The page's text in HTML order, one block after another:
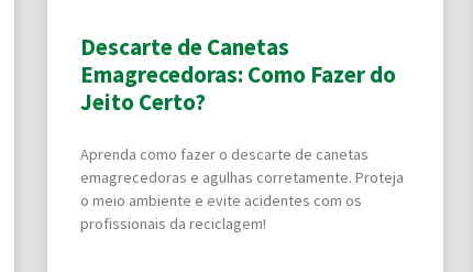
Descarte de Canetas
Emagrecedoras: Como Fazer do
Jeito Certo?
Aprenda como fazer o descarte de canetas
emagrecedoras e agulhas corretamente. Proteja
o meio ambiente e evite acidentes com os
profissionais da reciclagem!